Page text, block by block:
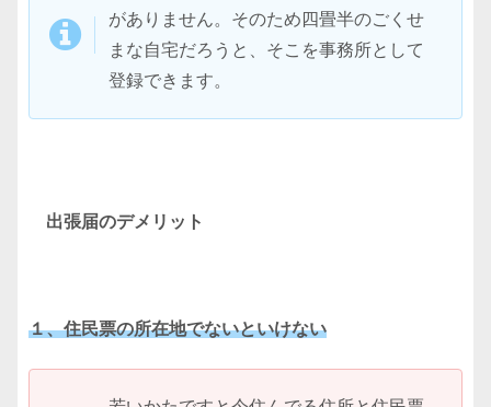
がありません。そのため四畳半のごくせ
まな自宅だろうと、そこを事務所として
登録できます。
出張届のデメリット
１、住民票の所在地でないといけない